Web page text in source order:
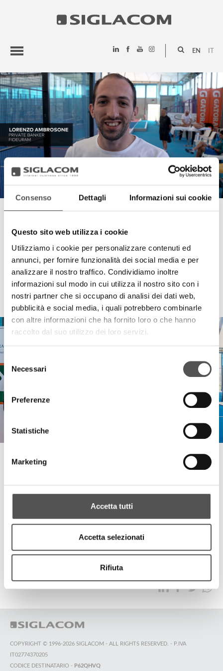
Consenso Dettagli Informazioni sui cookie
Questo sito web utilizza i cookie
Utilizziamo i cookie per personalizzare contenuti ed
annunci, per fornire funzionalità dei social media e per
analizzare il nostro traffico. Condividiamo inoltre
informazioni sul modo in cui utilizza il nostro sito con i
nostri partner che si occupano di analisi dei dati web,
pubblicità e social media, i quali potrebbero combinarle
con altre informazioni che ha fornito loro o che hanno
raccolto dal suo utilizzo dei loro servizi.
delNecessari
Preferenze
Statistiche
Marketing
Accetta tutti
Accetta selezionati
Rifiuta
EN
HIGHLIGHTS
PROJECTS
SIGLACOM
HIGHLIGHTS
ALL HIGHLIGHTS
TOP SEARCHES SITEMAP SUSTAINABILITY
COPYRIGHT © 1996-2026 SIGLACOM - ALL RIGHTS RESERVED. - P.IVA
IT02774370205
CODICE DESTINATARIO - P62QHVQ